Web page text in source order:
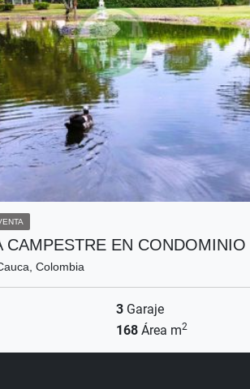
CAMPESTRE EN
Colombia
3 Garaje
168 Área m2